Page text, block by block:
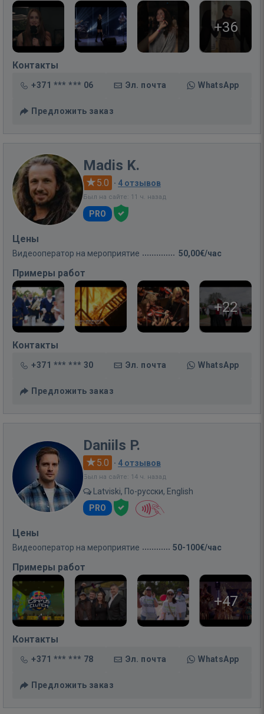
+36
Контакты
+371 *** *** 06 Эл. почта WhatsApp
Предложить заказ
Madis K.
5.0 · 4 отзывов
Был на сайте: 11 ч. назад
PRO
Цены
Видеооператор на мероприятие 50,00€/час
Примеры работ
+22
Контакты
+371 *** *** 30 Эл. почта WhatsApp
Предложить заказ
Daniils P.
5.0 · 4 отзывов
Был на сайте: 14 ч. назад
Latviski, По-русски, English
PRO
Цены
Видеооператор на мероприятие 50-100€/час
Примеры работ
+47
Контакты
+371 *** *** 78 Эл. почта WhatsApp
Предложить заказ